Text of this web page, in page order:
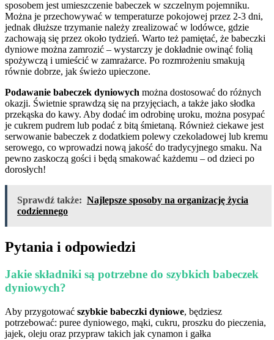
sposobem jest umieszczenie babeczek w szczelnym pojemniku.
Można je przechowywać w temperaturze pokojowej przez 2-3 dni,
jednak dłuższe trzymanie należy zrealizować w lodówce, gdzie
zachowają się przez około tydzień. Warto też pamiętać, że babeczki
dyniowe można zamrozić – wystarczy je dokładnie owinąć folią
spożywczą i umieścić w zamrażarce. Po rozmrożeniu smakują
równie dobrze, jak świeżo upieczone.
Podawanie babeczek dyniowych można dostosować do różnych
okazji. Świetnie sprawdzą się na przyjęciach, a także jako słodka
przekąska do kawy. Aby dodać im odrobinę uroku, można posypać
je cukrem pudrem lub podać z bitą śmietaną. Również ciekawe jest
serwowanie babeczek z dodatkiem polewy czekoladowej lub kremu
serowego, co wprowadzi nową jakość do tradycyjnego smaku. Na
pewno zaskoczą gości i będą smakować każdemu – od dzieci po
dorosłych!
Sprawdź także: Najlepsze sposoby na organizację życia
codziennego
Pytania i odpowiedzi
Jakie składniki są potrzebne do szybkich babeczek
dyniowych?
Aby przygotować szybkie babeczki dyniowe, będziesz
potrzebować: puree dyniowego, mąki, cukru, proszku do pieczenia,
jajek, oleju oraz przypraw takich jak cynamon i gałka